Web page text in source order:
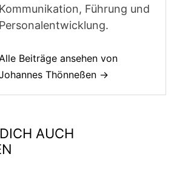
Kommunikation, Führung und
Personalentwicklung.
Beiträge ansehen von
Thönneßen →
AUCH